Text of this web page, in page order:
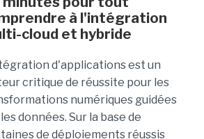
à l'intégration
cloud et hybride
d'applications est un
critique de réussite pour les
numériques guidées
données. Sur la base de
de déploiements réussis